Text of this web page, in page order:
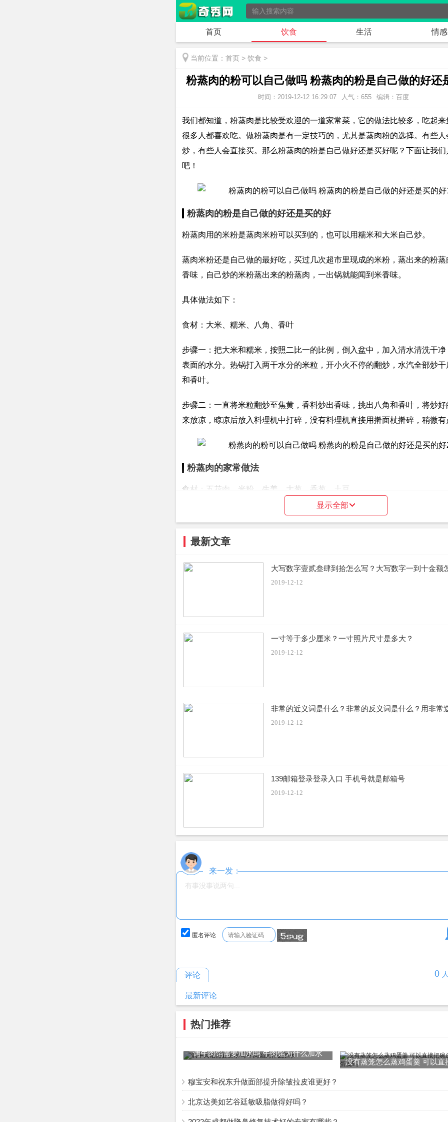
首页 饮食 生活 情感
当前位置： 首页 > 饮食 >
粉蒸肉的粉可以自己做吗 粉蒸肉的粉是自己做的好还
时间：2019-12-12 16:29:07 人气：655 编辑：百度
我们都知道，粉蒸肉是比较受欢迎的一道家常菜，它的做法比较多，吃起来
很多人都喜欢吃。做粉蒸肉是有一定技巧的，尤其是蒸肉粉的选择。有些人
炒，有些人会直接买。那么粉蒸肉的粉是自己做好还是买好呢？下面让我
吧！
粉蒸肉的粉是自己做的好还是买的好
粉蒸肉用的米粉是蒸肉米粉可以买到的，也可以用糯米和大米自己炒。
蒸肉米粉还是自己做的最好吃，买过几次超市里现成的米粉，蒸出来的粉
香味，自己炒的米粉蒸出来的粉蒸肉，一出锅就能闻到米香味。
具体做法如下：
食材：大米、糯米、八角、香叶
步骤一：把大米和糯米，按照二比一的比例，倒入盆中，加入清水清洗干
表面的水分。热锅打入两干水分的米粒，开小火不停的翻炒，水汽全部炒干
和香叶。
步骤二：一直将米粒翻炒至焦黄，香料炒出香味，挑出八角和香叶，将炒好
来放凉，晾凉后放入料理机中打碎，没有料理机直接用擀面杖擀碎，稍微有
粉蒸肉的家常做法
食材：五花肉、米粉、生姜、大葱、香葱、土豆
调味品：食盐、白糖、料酒、生抽、蚝油、老抽、胡椒粉
1、用温水把五花肉冲洗干净，将五花肉切成五厘米宽，零点五厘米厚的片
粉，下手抓拌均匀。
3、将裹满米粉的五花肉摆入土豆上面，高压锅中注入足量的清水，放入三
入盘子，盘子上扣上一个大碗，高压锅上汽压四十分钟。
的感觉最好
时间
标签：
显示全部
最新文章
大写数字壹贰叁肆到拾怎么写？大写数字一到十金额
2019-12-12
一寸等于多少厘米？一寸照片尺寸是多大？
2019-12-12
非常的近义词是什么？非常的反义词是什么？用非常
2019-12-12
139邮箱登录登录入口 手机号就是邮箱号
2019-12-12
来一发：
匿名评论
评论 0
最新评论
热门推荐
调牛肉馅需要加水吗 牛肉馅为什么加水
没有蒸笼怎么蒸鸡蛋羹 可以直
穆宝安和祝东升做面部提升除皱拉皮谁更好？
北京达美如艺谷廷敏吸脂做得好吗？